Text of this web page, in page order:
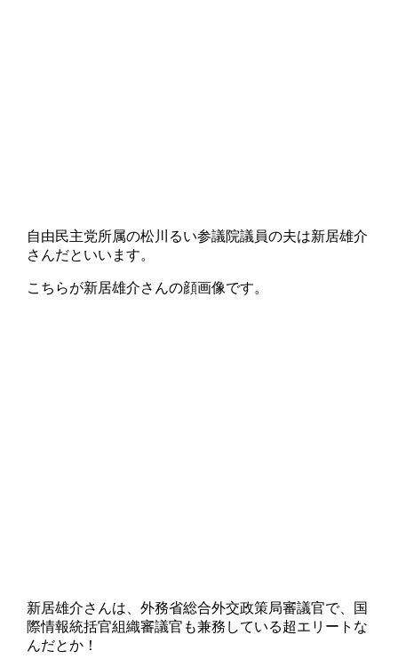
自由民主党所属の松川るい参議院議員の夫は新居雄介
さんだといいます。
こちらが新居雄介さんの顔画像です。
新居雄介さんは、外務省総合外交政策局審議官で、国
際情報統括官組織審議官も兼務している超エリートな
んだとか！